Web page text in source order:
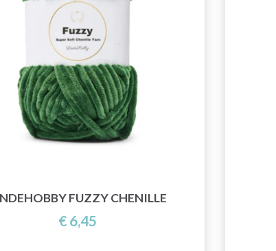
FUZZY CHENILLE
€ 6,45